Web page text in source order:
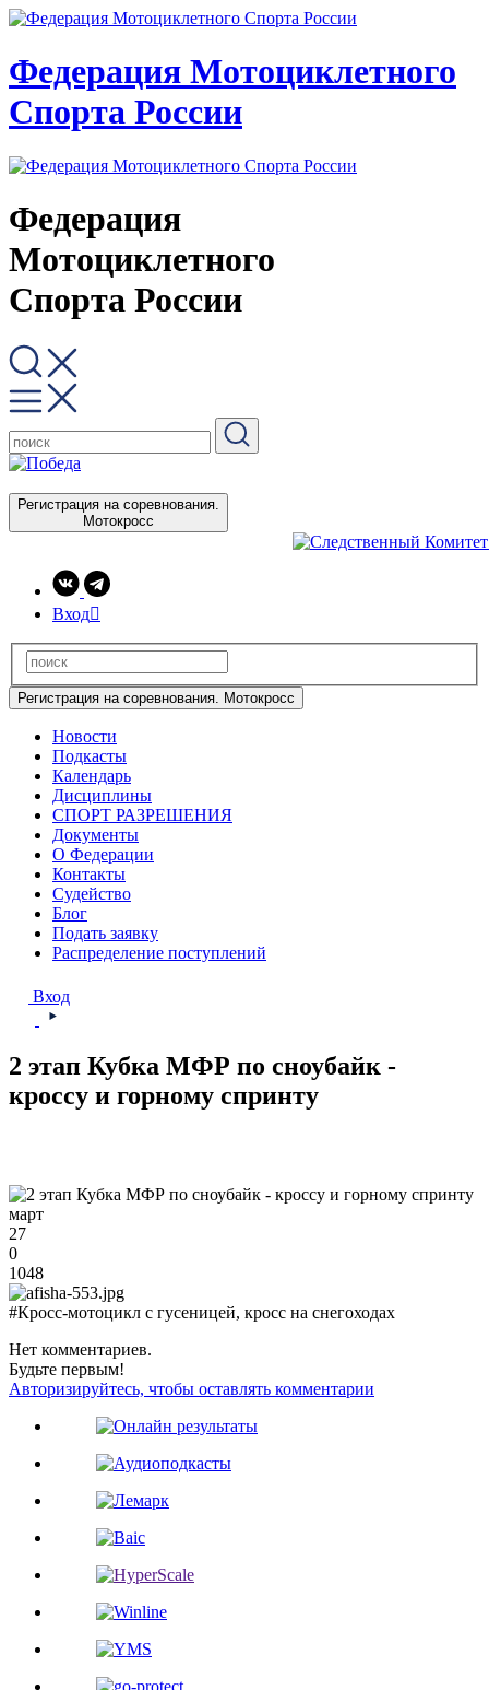
Федерация Мотоциклетного
Спорта России
Федерация
Мотоциклетного
Спорта России
Регистрация на соревнования.
Мотокросс
Вход
Регистрация на соревнования. Мотокросс
Новости
Подкасты
Календарь
Дисциплины
СПОРТ РАЗРЕШЕНИЯ
Документы
О Федерации
Контакты
Судейство
Блог
Подать заявку
Распределение поступлений
Вход
2 этап Кубка МФР по сноубайк -
кроссу и горному спринту
март
27
0
1048
#Кросс-мотоцикл с гусеницей, кросс на снегоходах
Нет комментариев.
Будьте первым!
Авторизируйтесь, чтобы оставлять комментарии